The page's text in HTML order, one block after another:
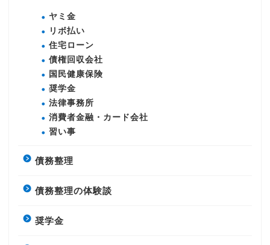
ヤミ金
リボ払い
住宅ローン
債権回収会社
国民健康保険
奨学金
法律事務所
消費者金融・カード会社
習い事
債務整理
債務整理の体験談
奨学金